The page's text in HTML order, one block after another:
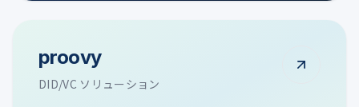
proovy
DID/VC ソリューション